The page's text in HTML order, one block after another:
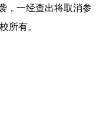
，一经查出将取消参
所有。